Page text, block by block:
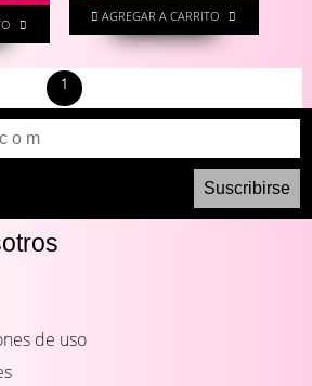
AGREGAR A CARRITO
1
de uso